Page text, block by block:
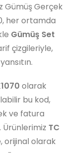
Gümüş Gerçek
her ortamda
Gümüş Set
çizgileriyle,
olarak
bu kod,
ve fatura
Ürünlerimiz TC
orijinal olarak